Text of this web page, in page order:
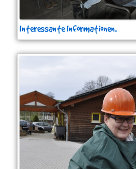
Interessante Informationen.